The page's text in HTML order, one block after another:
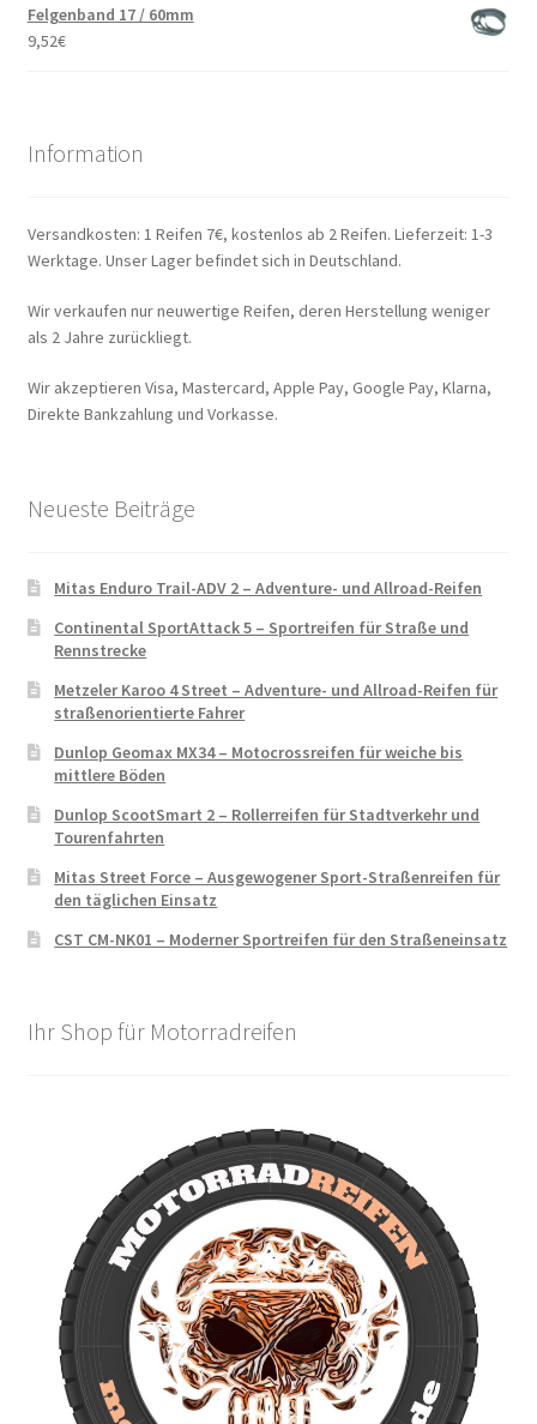
Felgenband 17 / 60mm
9,52€
Information
Versandkosten: 1 Reifen 7€, kostenlos ab 2 Reifen. Lieferzeit: 1-3
Werktage. Unser Lager befindet sich in Deutschland.
Wir verkaufen nur neuwertige Reifen, deren Herstellung weniger
als 2 Jahre zurückliegt.
Wir akzeptieren Visa, Mastercard, Apple Pay, Google Pay, Klarna,
Direkte Bankzahlung und Vorkasse.
Neueste Beiträge
Mitas Enduro Trail-ADV 2 – Adventure- und Allroad-Reifen
Continental SportAttack 5 – Sportreifen für Straße und
Rennstrecke
Metzeler Karoo 4 Street – Adventure- und Allroad-Reifen für
straßenorientierte Fahrer
Dunlop Geomax MX34 – Motocrossreifen für weiche bis
mittlere Böden
Dunlop ScootSmart 2 – Rollerreifen für Stadtverkehr und
Tourenfahrten
Mitas Street Force – Ausgewogener Sport-Straßenreifen für
den täglichen Einsatz
CST CM-NK01 – Moderner Sportreifen für den Straßeneinsatz
Ihr Shop für Motorradreifen